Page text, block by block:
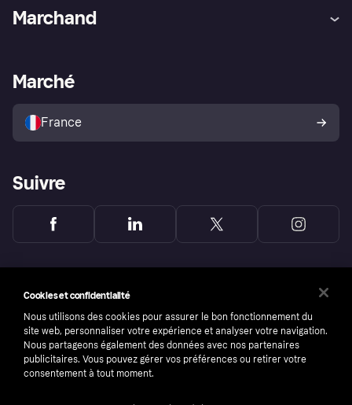
Explorez les magasins
Politique de protection de
l’acheteur Klarna
Marchand
Portail Marchand
Marché
France
Suivre
Cookies et confidentialité
Nous utilisons des cookies pour assurer le bon fonctionnement du
site web, personnaliser votre expérience et analyser votre navigation.
Nous partageons également des données avec nos partenaires
publicitaires. Vous pouvez gérer vos préférences ou retirer votre
consentement à tout moment.